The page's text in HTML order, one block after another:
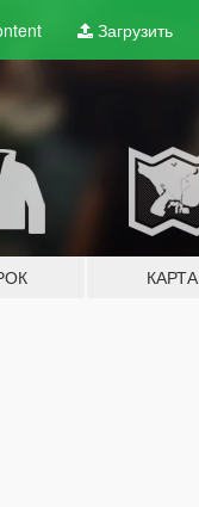
Загрузить
КАРТА